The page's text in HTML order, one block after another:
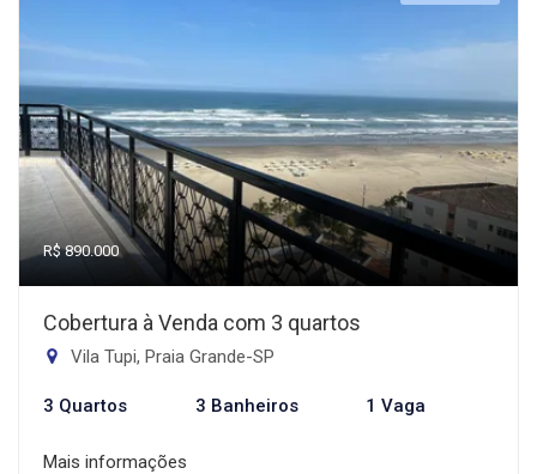
R$ 890.000
Cobertura à Venda com 3 quartos
Vila Tupi, Praia Grande-SP
3 Quartos 3 Banheiros 1 Vaga
Mais informações